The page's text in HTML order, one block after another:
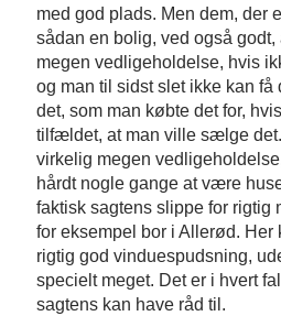
med god plads. Men dem, der
sådan en bolig, ved også
megen vedligeholdelse, hvis
og man til sidst slet ikke kan få
det, som man købte det for,
tilfældet, at man ville sælge
virkelig megen
hårdt nogle gange at være
faktisk sagtens slippe for rigtig
for eksempel bor i Allerød. Her
rigtig god vinduespudsning,
specielt meget. Det er i hvert
sagtens kan have råd til.